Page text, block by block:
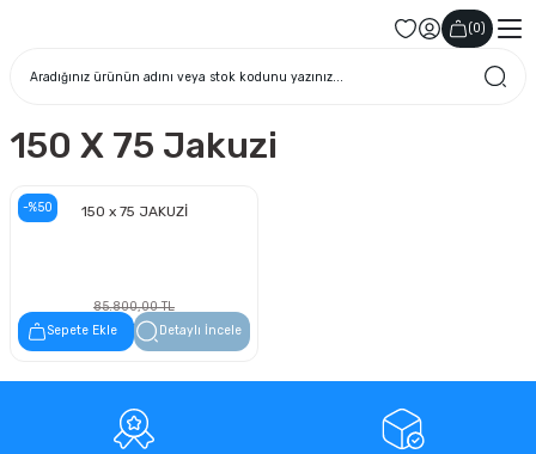
(0)
150 X 75 Jakuzi
-%50 150 x 75 JAKUZİ
85.800,00 TL
42.900,00 TL
Sepete Ekle Detaylı İncele